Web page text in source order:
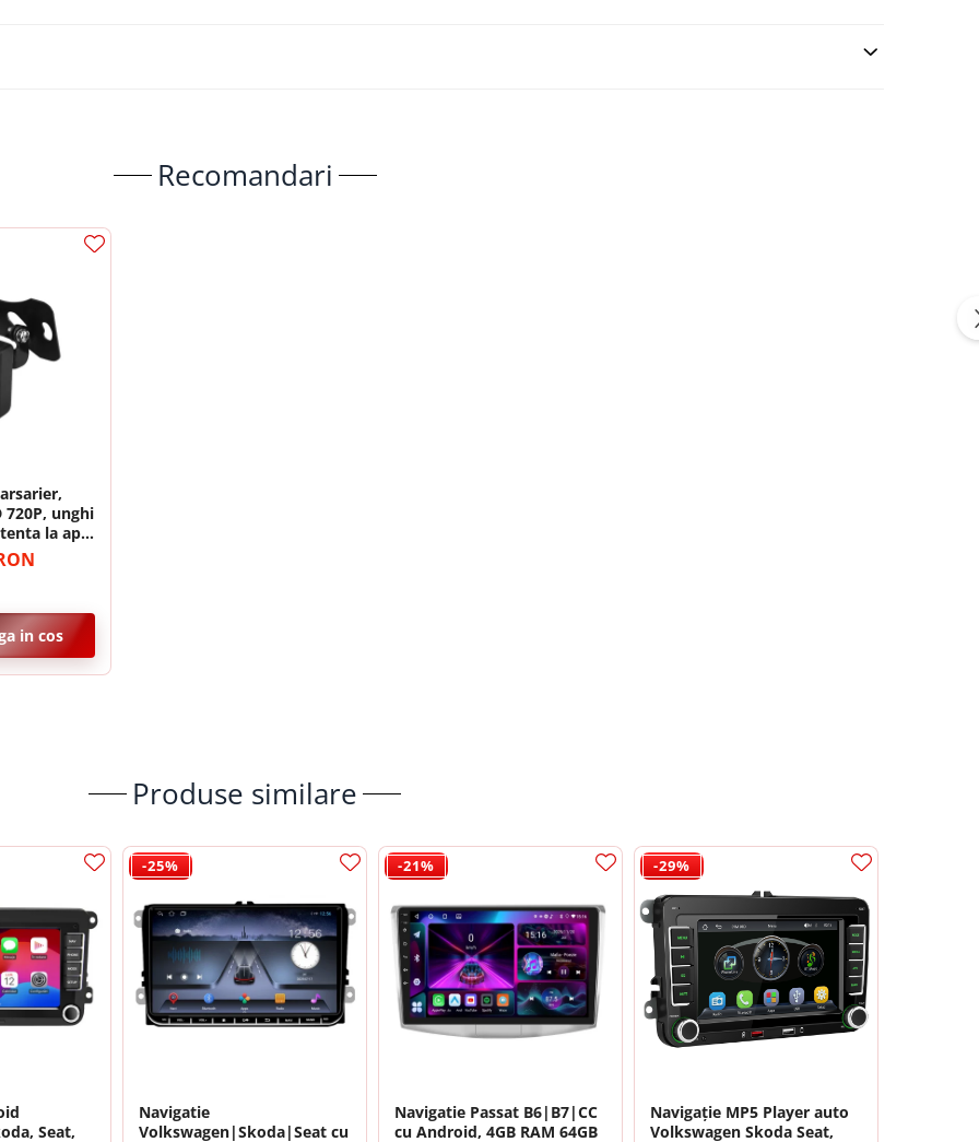
de sunet digital (DSP) cu reglaje fine pentru Bass, Treble și Loudness.
Recomandari
unghi
la apa
in cos
Produse similare
Seat,
-25%
Navigatie
Volkswagen|Skoda|Seat cu
-21%
Navigatie Passat B6|B7|CC
cu Android, 4GB RAM 64GB
-29%
Navigație MP5 Player auto
Volkswagen Skoda Seat,